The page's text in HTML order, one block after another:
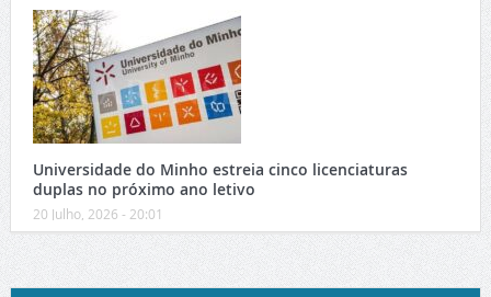
Universidade do Minho estreia cinco licenciaturas
duplas no próximo ano letivo
20 Julho, 2026 - 20:01